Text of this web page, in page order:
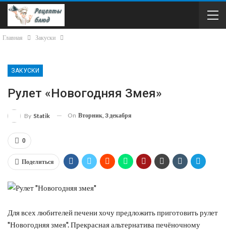
Главная Закуски
ЗАКУСКИ
Рулет «Новогодняя Змея»
By Statik On Вторник, 3 декабря
0
Поделиться
Для всех любителей печени хочу предложить приготовить рулет
"Новогодняя змея". Прекрасная альтернатива печёночному